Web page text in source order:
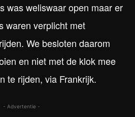
was weliswaar open maar er
waren verplicht met
We besloten daarom
en niet met de klok mee
te rijden, via Frankrijk.
- Advertentie -